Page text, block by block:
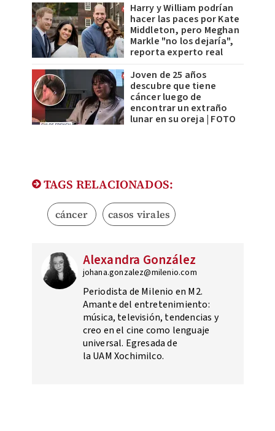
Harry y William podrían
hacer las paces por Kate
Middleton, pero Meghan
Markle "no los dejaría",
reporta experto real
Joven de 25 años
descubre que tiene
cáncer luego de
encontrar un extraño
lunar en su oreja | FOTO
TAGS RELACIONADOS:
cáncer casos virales
Alexandra González
johana.gonzalez@milenio.com
Periodista de Milenio en M2.
Amante del entretenimiento:
música, televisión, tendencias y
creo en el cine como lenguaje
universal. Egresada de
la UAM Xochimilco.